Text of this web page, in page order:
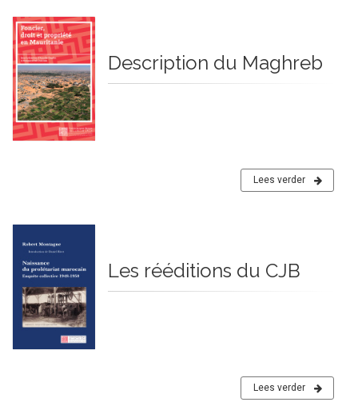
Description du Maghreb
Lees verder
Les rééditions du CJB
Lees verder